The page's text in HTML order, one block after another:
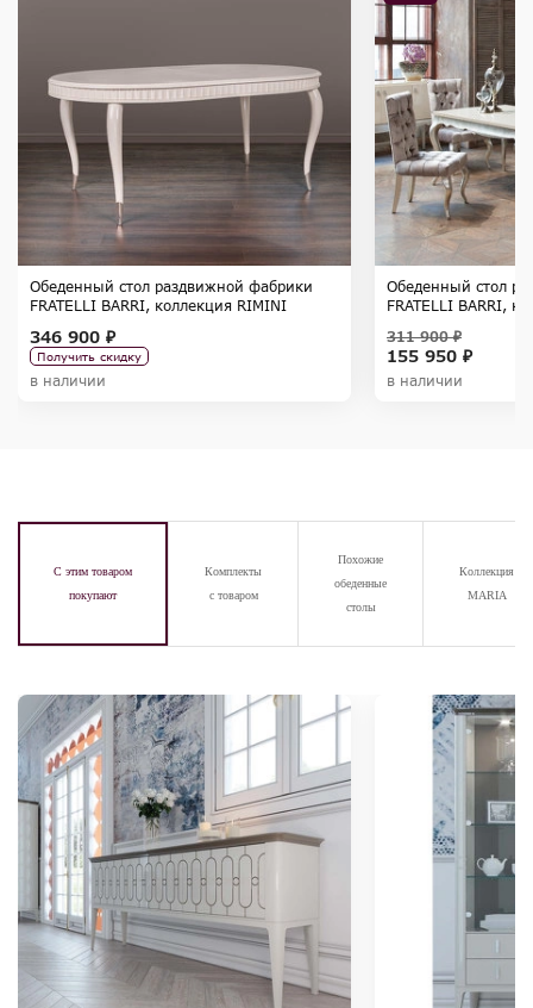
Обеденный стол раздвижной фабрики
FRATELLI BARRI, коллекция RIMINI
346 900 ₽
Получить скидку
в наличии
Обеденный стол
FRATELLI BARRI,
155 950 ₽
311 900 ₽
в наличии
С этим товаром
покупают
Комплекты
с товаром
Похожие
обеденные
столы
Коллекция
MARIA